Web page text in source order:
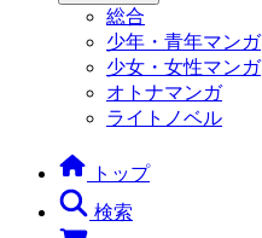
総合
少年・青年マンガ
少女・女性マンガ
オトナマンガ
ライトノベル
トップ
検索